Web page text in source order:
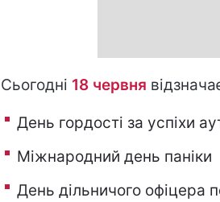
Сьогодні 18 червня
День гордості за успіхи
Міжнародний день паніки
День дільничого офіцера